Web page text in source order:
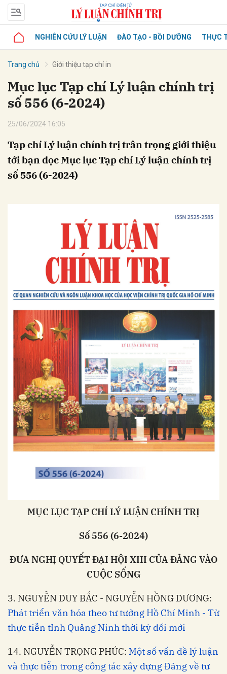
NGHIÊN CỨU LÝ LUẬN ĐÀO TẠO - BỒI DƯỠNG THỰC
Trang chủ Giới thiệu tạp chí in
Mục lục Tạp chí Lý luận chính trị
số 556 (6-2024)
25/06/2024 16:05
Tạp chí Lý luận chính trị trân trọng giới thiệu
tới bạn đọc Mục lục Tạp chí Lý luận chính trị
số 556 (6-2024)
MỤC LỤC TẠP CHÍ LÝ LUẬN CHÍNH TRỊ
Số 556 (6-2024)
ĐƯA NGHỊ QUYẾT ĐẠI HỘI XIII CỦA ĐẢNG VÀO
CUỘC SỐNG
3. NGUYỄN DUY BẮC - NGUYỄN HỒNG DƯƠNG:
Phát triển văn hóa theo tư tưởng Hồ Chí Minh - Từ
thực tiễn tỉnh Quảng Ninh thời kỳ đổi mới
14. NGUYỄN TRỌNG PHÚC: Một số vấn đề lý luận
và thực tiễn trong công tác xây dựng Đảng về tư